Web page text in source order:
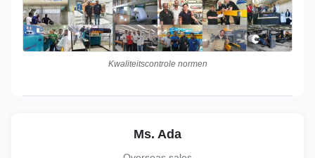
Kwaliteitscontrole normen
Ms. Ada